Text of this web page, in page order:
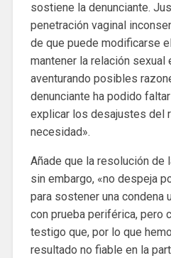
sostiene la denunciante.
penetración vaginal
de que puede modificarse
mantener la relación sexual
aventurando posibles
denunciante ha podido
explicar los desajustes del
necesidad».
Añade que la resolución de
sin embargo, «no despeja
para sostener una condena
con prueba periférica, pero
testigo que, por lo que
resultado no fiable en la